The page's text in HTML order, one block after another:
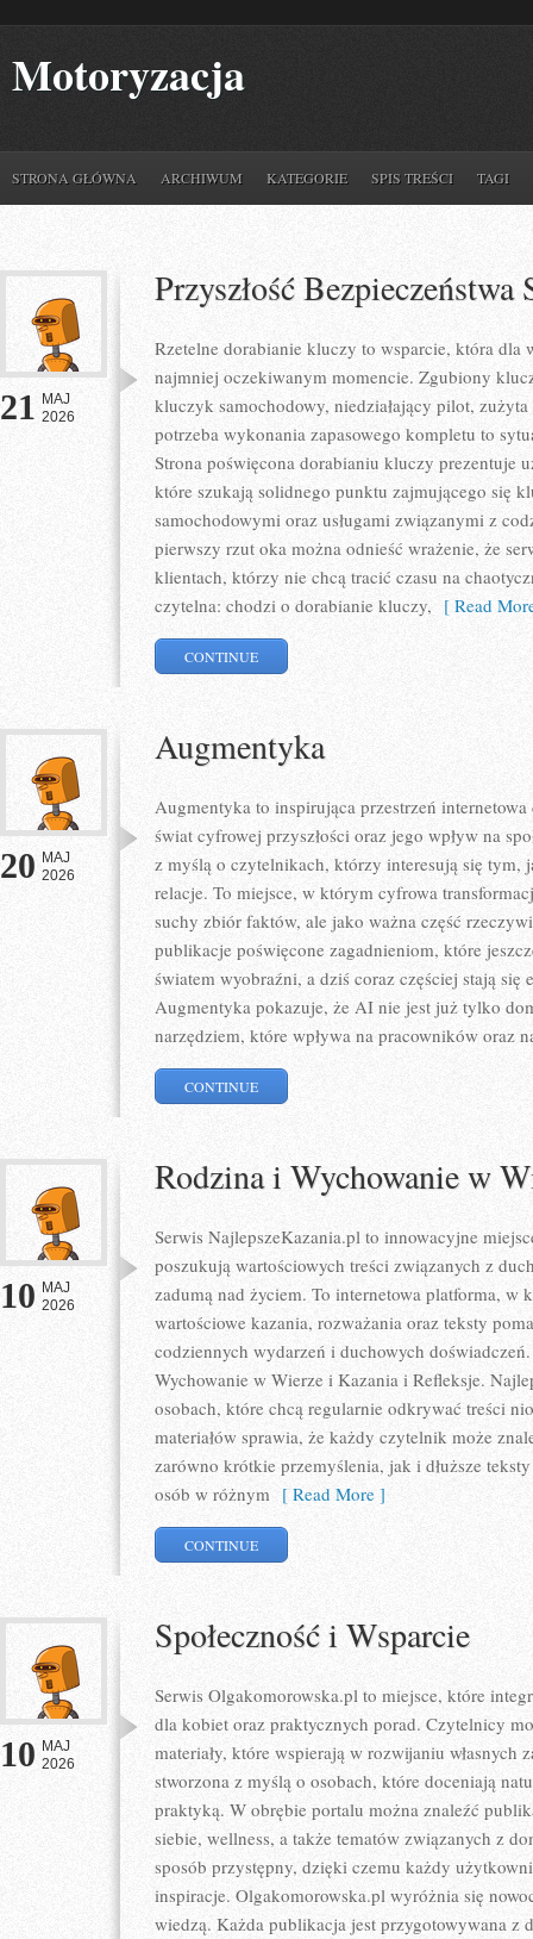
Motoryzacja
STRONA GŁÓWNA ARCHIWUM KATEGORIE SPIS TREŚCI TAGI
21 MAJ
2026
Przyszłość Bezpieczeństwa
Rzetelne dorabianie kluczy to wsparcie, która dla
najmniej oczekiwanym momencie. Zgubiony
kluczyk samochodowy, niedziałający pilot,
potrzeba wykonania zapasowego kompletu to
Strona poświęcona dorabianiu kluczy prezentuje
które szukają solidnego punktu zajmującego się
samochodowymi oraz usługami związanymi z
pierwszy rzut oka można odnieść wrażenie, że
klientach, którzy nie chcą tracić czasu na
czytelna: chodzi o dorabianie kluczy, [ Read
CONTINUE
20 MAJ
2026
Augmentyka
Augmentyka to inspirująca przestrzeń
świat cyfrowej przyszłości oraz jego wpływ na
z myślą o czytelnikach, którzy interesują się tym,
relacje. To miejsce, w którym cyfrowa
suchy zbiór faktów, ale jako ważna część
publikacje poświęcone zagadnieniom, które
światem wyobraźni, a dziś coraz częściej stają się
Augmentyka pokazuje, że AI nie jest już tylko
narzędziem, które wpływa na pracowników oraz
CONTINUE
10 MAJ
2026
Rodzina i Wychowanie w
Serwis NajlepszeKazania.pl to innowacyjne
poszukują wartościowych treści związanych z
zadumą nad życiem. To internetowa platforma, w
wartościowe kazania, rozważania oraz teksty
codziennych wydarzeń i duchowych
Wychowanie w Wierze i Kazania i Refleksje.
osobach, które chcą regularnie odkrywać treści
materiałów sprawia, że każdy czytelnik może
zarówno krótkie przemyślenia, jak i dłuższe
osób w różnym [ Read More ]
CONTINUE
10 MAJ
2026
Społeczność i Wsparcie
Serwis Olgakomorowska.pl to miejsce, które
dla kobiet oraz praktycznych porad. Czytelnicy
materiały, które wspierają w rozwijaniu własnych
stworzona z myślą o osobach, które doceniają
praktyką. W obrębie portalu można znaleźć
siebie, wellness, a także tematów związanych z
sposób przystępny, dzięki czemu każdy
inspiracje. Olgakomorowska.pl wyróżnia się
wiedzą. Każda publikacja jest przygotowywana z